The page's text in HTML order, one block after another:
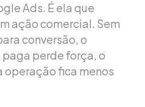
Ads. É ela que
ação comercial. Sem
conversão, o
perde força, o
operação fica menos